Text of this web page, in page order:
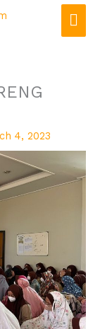
4, 2023